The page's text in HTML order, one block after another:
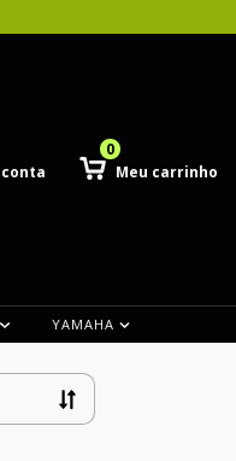
Meu carrinho
0
YAMAHA